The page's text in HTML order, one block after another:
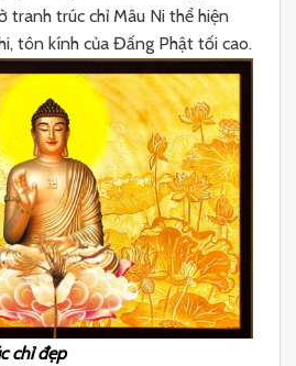
tranh trúc chỉ Mâu Ni thể hiện
tôn kính của Đấng Phật tối cao.
chỉ đẹp